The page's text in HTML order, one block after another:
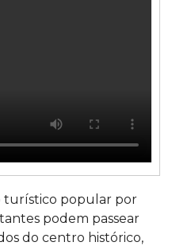
turístico popular por
podem passear
do centro histórico,